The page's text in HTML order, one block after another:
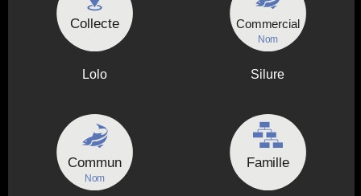
Collecte
Lolo
Commercial
Nom
Silure
Commun
Nom
Famille